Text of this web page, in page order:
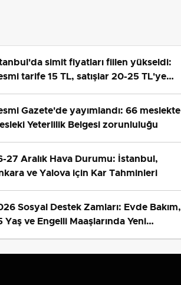
simit fiyatları fiilen yükseldi:
tarife 15 TL, satışlar 20-25 TL'ye
Gazete'de yayımlandı: 66 meslekte
Yeterlilik Belgesi zorunluluğu
27 Aralık Hava Durumu: İstanbul,
ve Yalova için Kar Tahminleri
Sosyal Destek Zamları: Evde Bakım,
Yaş ve Engelli Maaşlarında Yeni